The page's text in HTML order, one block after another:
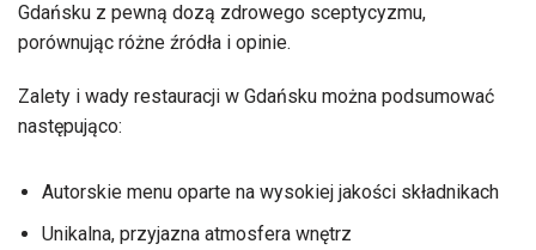
Gdańsku z pewną dozą zdrowego sceptycyzmu,
porównując różne źródła i opinie.
Zalety i wady restauracji w Gdańsku można podsumować
następująco:
Autorskie menu oparte na wysokiej jakości składnikach
Unikalna, przyjazna atmosfera wnętrz